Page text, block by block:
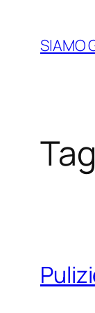
contenuto
SIAMO